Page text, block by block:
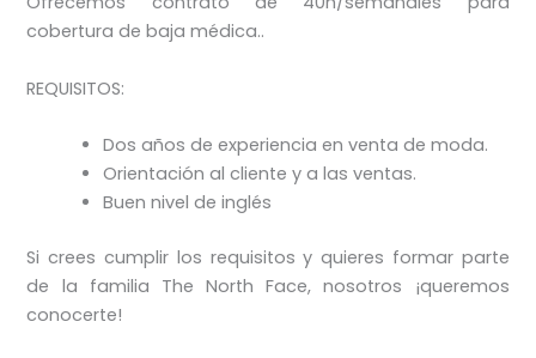
cobertura de baja médica..
REQUISITOS:
Dos años de experiencia en venta de moda.
Orientación al cliente y a las ventas.
Buen nivel de inglés
Si crees cumplir los requisitos y quieres formar parte
de la familia The North Face, nosotros ¡queremos
conocerte!